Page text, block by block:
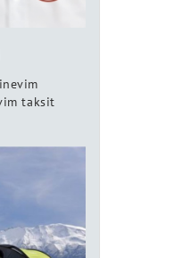
taksit